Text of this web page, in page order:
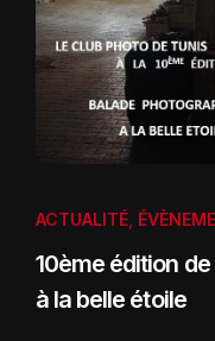
ACTUALITÉ
10ème édition
à la belle étoile